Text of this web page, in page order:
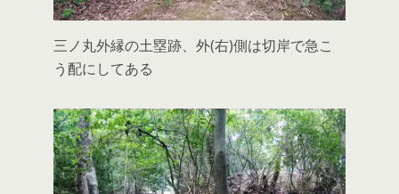
三ノ丸外縁の土塁跡、外(右)側は切岸で急こ
う配にしてある